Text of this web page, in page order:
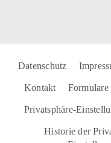
Datenschutz
Kontakt Formulare
Privatsphäre-
Historie der